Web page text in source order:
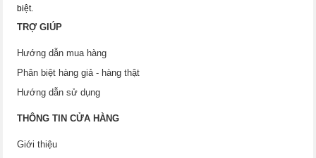
biệt.
TRỢ GIÚP
Hướng dẫn mua hàng
Phân biệt hàng giả - hàng thật
Hướng dẫn sử dụng
THÔNG TIN CỬA HÀNG
Giới thiệu